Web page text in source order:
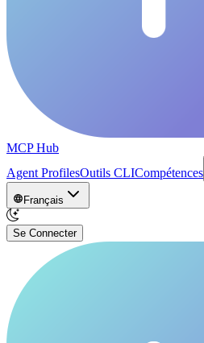
MCP Hub
Agent ProfilesOutils CLICompétences
Français
Se Connecter